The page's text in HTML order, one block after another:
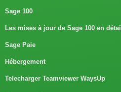
Sage 100
Les mises à jour de Sage 100 en détail
Sage Paie
Hébergement
Telecharger Teamviewer WaysUp